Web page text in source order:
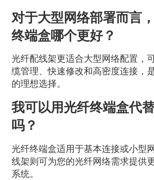
对于大型网络部署而言
终端盒哪个更好？
光纤配线架更适合大型网络配置，
缆管理、快速修改和高密度连接，
的理想选择。
我可以用光纤终端盒代
吗？
光纤终端盒适用于基本连接或小型
线架则可为您的光纤网络需求提供
系统。